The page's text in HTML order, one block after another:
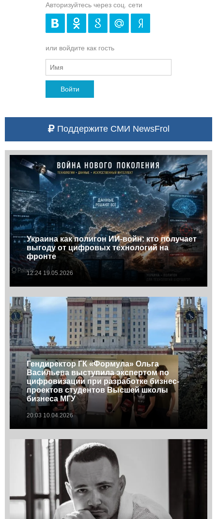
Авторизуйтесь через соц. сети
или войдите как гость
Войти
Поддержите СМИ NewsFrol
Украина как полигон ИИ-войн: кто получает
выгоду от цифровых технологий на
фронте
12:24 19.05.2026
Гендиректор ГК «Формула» Ольга
Васильева выступила экспертом по
цифровизации при разработке бизнес-
проектов студентов Высшей школы
бизнеса МГУ
20:03 10.04.2026